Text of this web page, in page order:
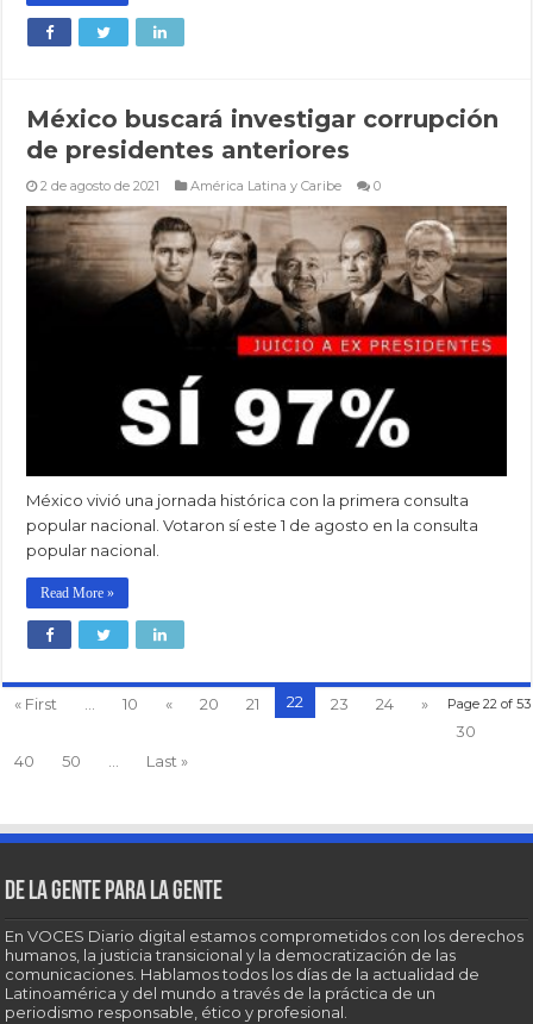
México buscará investigar corrupción
de presidentes anteriores
2 de agosto de 2021 América Latina y Caribe 0
México vivió una jornada histórica con la primera consulta
popular nacional. Votaron sí este 1 de agosto en la consulta
popular nacional.
Read More »
Page 22 of 53
« First 10 « 20 21 22 23 24
»
30
40
50 Last »
De la gente para la gente
En VOCES Diario digital estamos comprometidos con los derechos
humanos, la justicia transicional y la democratización de las
comunicaciones. Hablamos todos los días de la actualidad de
Latinoamérica y del mundo a través de la práctica de un
periodismo responsable, ético y profesional.